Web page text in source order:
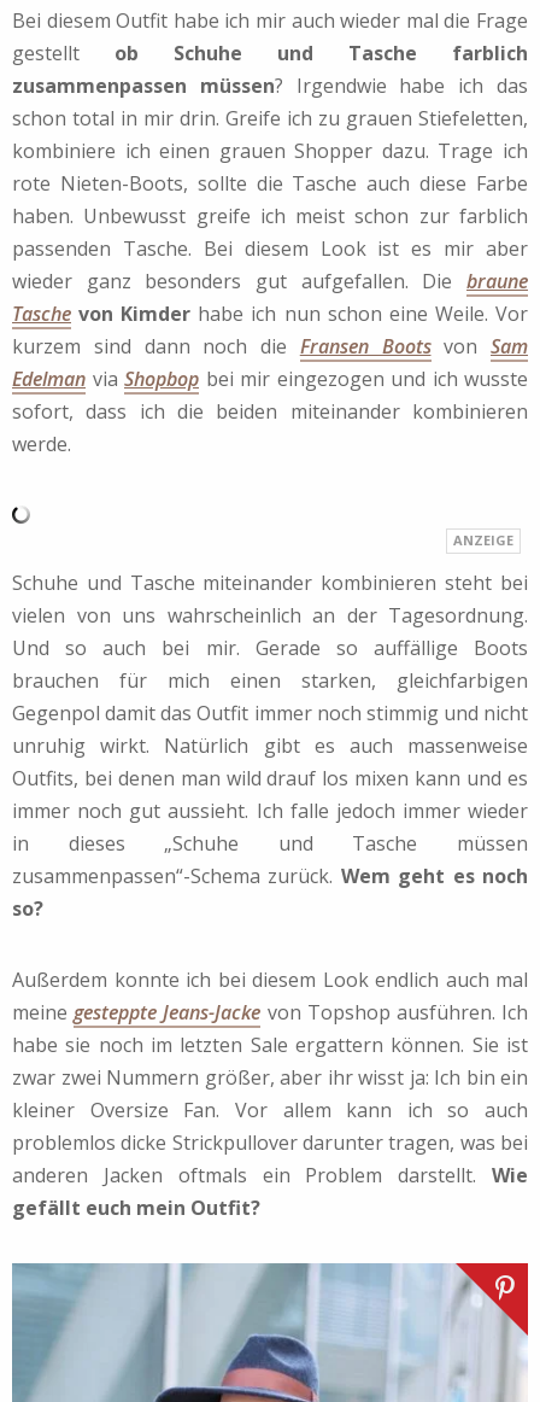
Bei diesem Outfit habe ich mir auch wieder mal die Frage
gestellt ob Schuhe und Tasche farblich
zusammenpassen müssen? Irgendwie habe ich das
schon total in mir drin. Greife ich zu grauen Stiefeletten,
kombiniere ich einen grauen Shopper dazu. Trage ich
rote Nieten-Boots, sollte die Tasche auch diese Farbe
haben. Unbewusst greife ich meist schon zur farblich
passenden Tasche. Bei diesem Look ist es mir aber
wieder ganz besonders gut aufgefallen. Die braune
Tasche von Kimder habe ich nun schon eine Weile. Vor
kurzem sind dann noch die Fransen Bootsvon Sam
Edelman via Shopbop bei mir eingezogen und ich wusste
sofort, dass ich die beiden miteinander kombinieren
werde.
Schuhe und Tasche miteinander kombinieren steht bei
vielen von uns wahrscheinlich an der Tagesordnung.
Und so auch bei mir. Gerade so auffällige Boots
brauchen für mich einen starken, gleichfarbigen
Gegenpol damit das Outfit immer noch stimmig und nicht
unruhig wirkt. Natürlich gibt es auch massenweise
Outfits, bei denen man wild drauf los mixen kann und es
immer noch gut aussieht. Ich falle jedoch immer wieder
in dieses „Schuhe und Tasche müssen
zusammenpassen“-Schema zurück. Wem geht es noch
so?
Außerdem konnte ich bei diesem Look endlich auch mal
meinegesteppte Jeans-Jacke von Topshop ausführen. Ich
habe sie noch im letzten Sale ergattern können. Sie ist
zwar zwei Nummern größer, aber ihr wisst ja: Ich bin ein
kleiner Oversize Fan. Vor allem kann ich so auch
problemlos dicke Strickpullover darunter tragen, was bei
anderen Jacken oftmals ein Problem darstellt. Wie
gefällt euch mein Outfit?